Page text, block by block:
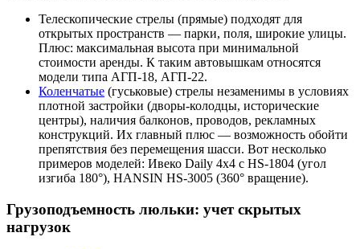
Телескопические стрелы (прямые) подходят для
открытых пространств — парки, поля, широкие улицы.
Плюс: максимальная высота при минимальной
стоимости аренды. К таким автовышкам относятся
модели типа АГП-18, АГП-22.
Коленчатые (гуськовые) стрелы незаменимы в условиях
плотной застройки (дворы-колодцы, исторические
центры), наличия балконов, проводов, рекламных
конструкций. Их главный плюс — возможность обойти
препятствия без перемещения шасси. Вот несколько
примеров моделей: Ивеко Daily 4x4 с HS-1804 (угол
изгиба 180°), HANSIN HS-3005 (360° вращение).
Грузоподъемность люльки: учет скрытых
нагрузок